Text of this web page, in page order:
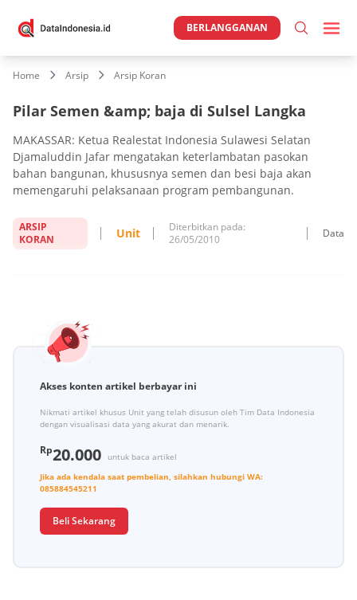
BERLANGGANAN
Home Arsip Arsip Koran
Pilar Semen &amp; baja di Sulsel Langka
MAKASSAR: Ketua Realestat Indonesia Sulawesi Selatan
Djamaluddin Jafar mengatakan keterlambatan pasokan
bahan bangunan, khususnya semen dan besi baja akan
memengaruhi pelaksanaan program pembangunan.
ARSIP
KORAN
Unit
Diterbitkan pada:
26/05/2010
Data
Akses konten artikel berbayar ini
Nikmati artikel khusus Unit yang telah disusun oleh Tim Data Indonesia
dengan visualisasi data yang akurat dan menarik.
Rp20.000
untuk baca artikel
Jika ada kendala saat pembelian, silahkan hubungi WA:
085884545211
Beli Sekarang